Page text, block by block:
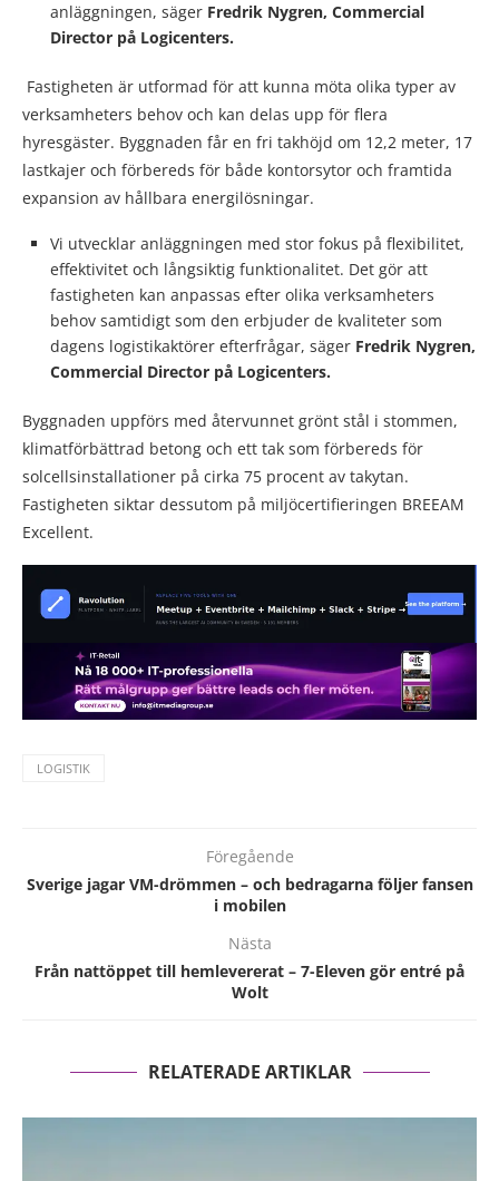
anläggningen, säger Fredrik Nygren, Commercial
Director på Logicenters.
Fastigheten är utformad för att kunna möta olika typer av
verksamheters behov och kan delas upp för flera
hyresgäster. Byggnaden får en fri takhöjd om 12,2 meter, 17
lastkajer och förbereds för både kontorsytor och framtida
expansion av hållbara energilösningar.
Vi utvecklar anläggningen med stor fokus på flexibilitet,
effektivitet och långsiktig funktionalitet. Det gör att
fastigheten kan anpassas efter olika verksamheters
behov samtidigt som den erbjuder de kvaliteter som
dagens logistikaktörer efterfrågar, säger Fredrik Nygren,
Commercial Director på Logicenters.
Byggnaden uppförs med återvunnet grönt stål i stommen,
klimatförbättrad betong och ett tak som förbereds för
solcellsinstallationer på cirka 75 procent av takytan.
Fastigheten siktar dessutom på miljöcertifieringen BREEAM
Excellent.
LOGISTIK
Föregående
Sverige jagar VM-drömmen – och bedragarna följer fansen
i mobilen
Nästa
Från nattöppet till hemlevererat – 7-Eleven gör entré på
Wolt
RELATERADE ARTIKLAR